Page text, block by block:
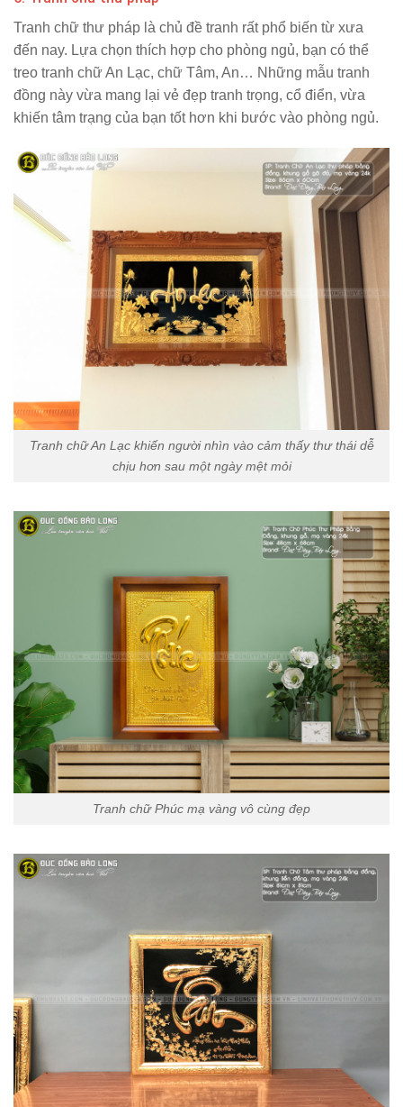
Tranh chữ thư pháp là chủ đề tranh rất phổ biến từ xưa
đến nay. Lựa chọn thích hợp cho phòng ngủ, bạn có thể
treo tranh chữ An Lạc, chữ Tâm, An… Những mẫu tranh
đồng này vừa mang lại vẻ đẹp tranh trọng, cổ điển, vừa
khiến tâm trạng của bạn tốt hơn khi bước vào phòng ngủ.
Tranh chữ An Lạc khiến người nhìn vào cảm thấy thư thái dễ
chịu hơn sau một ngày mệt mỏi
Tranh chữ Phúc mạ vàng vô cùng đẹp